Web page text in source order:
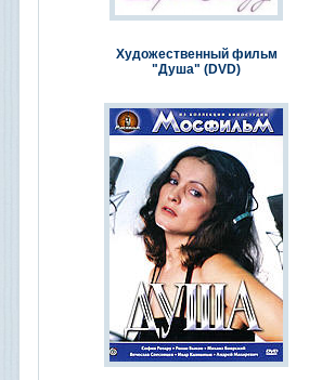
Художественный фильм
"Душа" (DVD)